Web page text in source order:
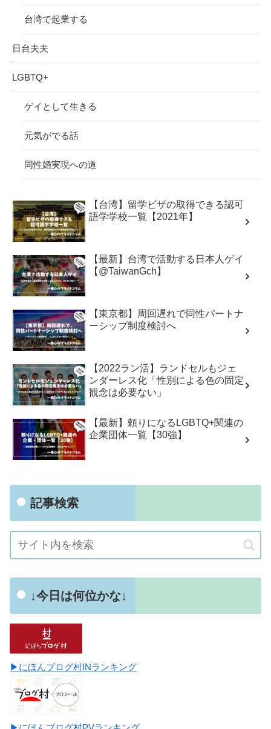
台湾で起業する
日台夫夫
LGBTQ+
ゲイとして生きる
元気がでる話
同性婚実現への道
【台湾】留学ビザの取得できる認可
語学学校一覧【2021年】
【最新】台湾で活動する日本人ゲイ
【@TaiwanGch】
【東京都】周回遅れで同性パートナ
ーシップ制度検討へ
【2022ラン活】ランドセルもジェ
ンダーレス化「性別による色の固定
観念は必要ない」
【最新】頼りになるLGBTQ+関連の
企業団体一覧【30強】
記事検索
↓今日は何位かな↓
▶にほんブログ村INランキング